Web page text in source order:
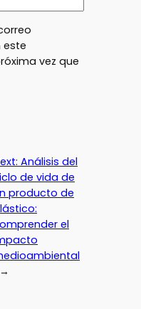
este
vez que
Análisis del
de vida de
producto de
el
→